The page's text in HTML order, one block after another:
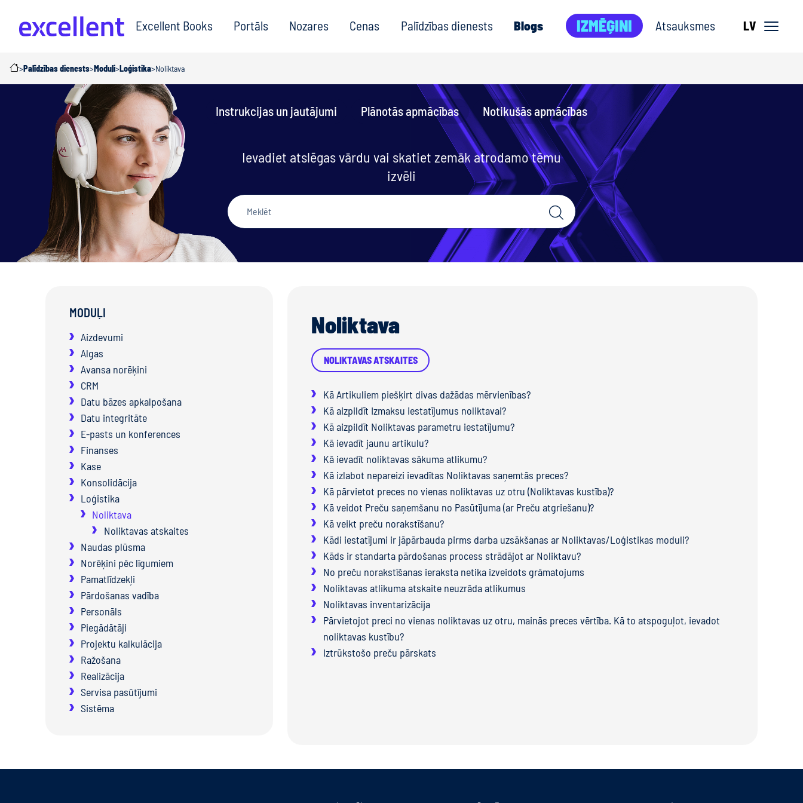
Excellent Books Portāls Nozares Cenas Palīdzības dienests Blogs IZMĒĢINI Atsauksmes LV
>Palīdzības dienests>Moduļi>Loģistika>Noliktava
Instrukcijas un jautājumi Plānotās apmācības Notikušās apmācības
Ievadiet atslēgas vārdu vai skatiet zemāk atrodamo tēmu
izvēli
MODUĻI
Aizdevumi
Algas
Avansa norēķini
CRM
Datu bāzes apkalpošana
Datu integritāte
E-pasts un konferences
Finanses
Kase
Konsolidācija
Loģistika
Noliktava
Noliktavas atskaites
Naudas plūsma
Norēķini pēc līgumiem
Pamatlīdzekļi
Pārdošanas vadība
Personāls
Piegādātāji
Projektu kalkulācija
Ražošana
Realizācija
Servisa pasūtījumi
Sistēma
Noliktava
NOLIKTAVAS ATSKAITES
Kā Artikuliem piešķirt divas dažādas mērvienības?
Kā aizpildīt Izmaksu iestatījumus noliktavai?
Kā aizpildīt Noliktavas parametru iestatījumu?
Kā ievadīt jaunu artikulu?
Kā ievadīt noliktavas sākuma atlikumu?
Kā izlabot nepareizi ievadītas Noliktavas saņemtās preces?
Kā pārvietot preces no vienas noliktavas uz otru (Noliktavas kustība)?
Kā veidot Preču saņemšanu no Pasūtījuma (ar Preču atgriešanu)?
Kā veikt preču norakstīšanu?
Kādi iestatījumi ir jāpārbauda pirms darba uzsākšanas ar Noliktavas/Loģistikas moduli?
Kāds ir standarta pārdošanas process strādājot ar Noliktavu?
No preču norakstīšanas ieraksta netika izveidots grāmatojums
Noliktavas atlikuma atskaite neuzrāda atlikumus
Noliktavas inventarizācija
Pārvietojot preci no vienas noliktavas uz otru, mainās preces vērtība. Kā to atspoguļot, ievadot
noliktavas kustību?
Iztrūkstošo preču pārskats